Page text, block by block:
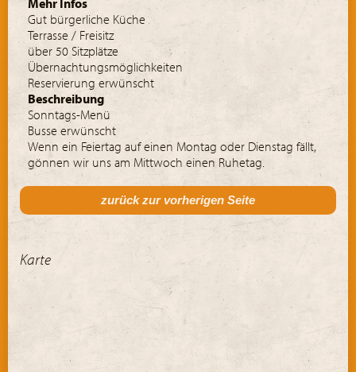
Gut bürgerliche Küche
Terrasse / Freisitz
über 50 Sitzplätze
Übernachtungsmöglichkeiten
Reservierung erwünscht
Beschreibung
Sonntags-Menü
Busse erwünscht
Wenn ein Feiertag auf einen Montag oder Dienstag fällt,
gönnen wir uns am Mittwoch einen Ruhetag.
zurück zur vorherigen Seite
Karte